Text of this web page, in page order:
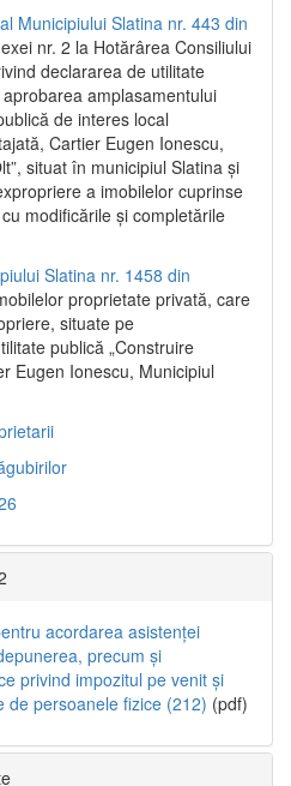
Municipiului Slatina nr. 443 din
nr. 2 la Hotărârea Consiliului
declararea de utilitate
amplasamentului
de interes local
Cartier Eugen Ionescu,
situat în municipiul Slatina şi
a imobilelor cuprinse
modificările şi completările
Slatina nr. 1458 din
proprietate privată, care
situate pe
publică „Construire
Eugen Ionescu, Municipiul
acordarea asistenței
precum și
privind impozitul pe venit și
de persoanele fizice (212) (pdf)